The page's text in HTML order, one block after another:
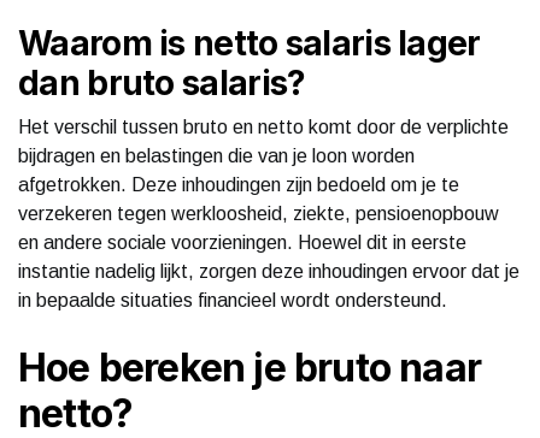
Waarom is netto salaris lager
dan bruto salaris?
Het verschil tussen bruto en netto komt door de verplichte
bijdragen en belastingen die van je loon worden
afgetrokken. Deze inhoudingen zijn bedoeld om je te
verzekeren tegen werkloosheid, ziekte, pensioenopbouw
en andere sociale voorzieningen. Hoewel dit in eerste
instantie nadelig lijkt, zorgen deze inhoudingen ervoor dat je
in bepaalde situaties financieel wordt ondersteund.
Hoe bereken je bruto naar
netto?